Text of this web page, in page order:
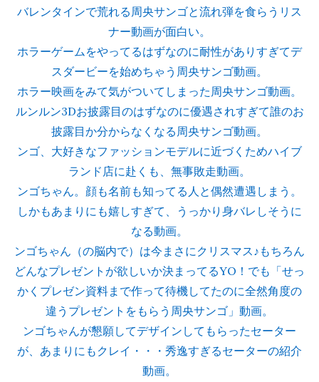
バレンタインで荒れる周央サンゴと流れ弾を食らうリス
ナー動画が面白い。
ホラーゲームをやってるはずなのに耐性がありすぎてデ
スダービーを始めちゃう周央サンゴ動画。
ホラー映画をみて気がついてしまった周央サンゴ動画。
ルンルン3Dお披露目のはずなのに優遇されすぎて誰のお
披露目か分からなくなる周央サンゴ動画。
ンゴ、大好きなファッションモデルに近づくためハイブ
ランド店に赴くも、無事敗走動画。
ンゴちゃん。顔も名前も知ってる人と偶然遭遇しまう。
しかもあまりにも嬉しすぎて、うっかり身バレしそうに
なる動画。
ンゴちゃん（の脳内で）は今まさにクリスマス♪もちろん
どんなプレゼントが欲しいか決まってるYO！でも「せっ
かくプレゼン資料まで作って待機してたのに全然角度の
違うプレゼントをもらう周央サンゴ」動画。
ンゴちゃんが懇願してデザインしてもらったセーター
が、あまりにもクレイ・・・秀逸すぎるセーターの紹介
動画。